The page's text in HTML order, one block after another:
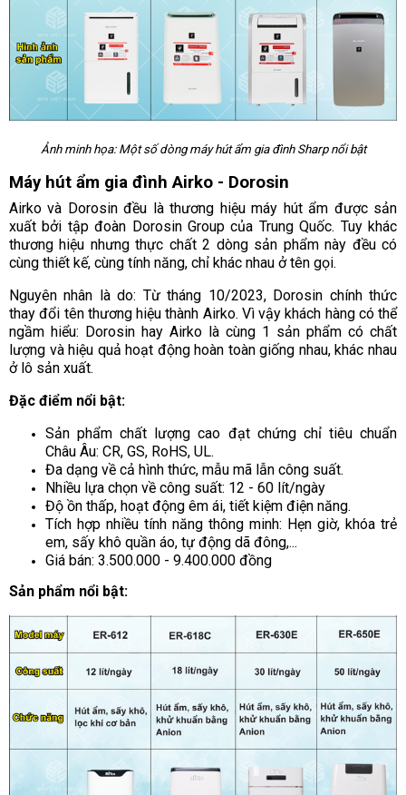
Ảnh minh họa: Một số dòng máy hút ẩm gia đình Sharp nổi bật
Máy hút ẩm gia đình Airko - Dorosin
Airko và Dorosin đều là thương hiệu máy hút ẩm được sản
xuất bởi tập đoàn Dorosin Group của Trung Quốc. Tuy khác
thương hiệu nhưng thực chất 2 dòng sản phẩm này đều có
cùng thiết kế, cùng tính năng, chỉ khác nhau ở tên gọi.
Nguyên nhân là do: Từ tháng 10/2023, Dorosin chính thức
thay đổi tên thương hiệu thành Airko. Vì vậy khách hàng có thể
ngầm hiểu: Dorosin hay Airko là cùng 1 sản phẩm có chất
lượng và hiệu quả hoạt động hoàn toàn giống nhau, khác nhau
ở lô sản xuất.
Đặc điểm nổi bật:
Sản phẩm chất lượng cao đạt chứng chỉ tiêu chuẩn
Châu Âu: CR, GS, RoHS, UL.
Đa dạng về cả hình thức, mẫu mã lẫn công suất.
Nhiều lựa chọn về công suất: 12 - 60 lít/ngày
Độ ồn thấp, hoạt động êm ái, tiết kiệm điện năng.
Tích hợp nhiều tính năng thông minh: Hẹn giờ, khóa trẻ
em, sấy khô quần áo, tự động dã đông,...
Giá bán: 3.500.000 - 9.400.000 đồng
Sản phẩm nổi bật: